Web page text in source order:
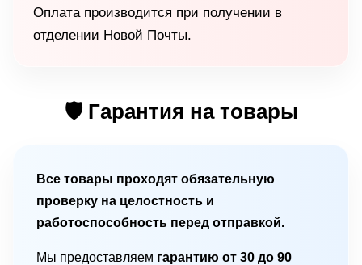
Оплата производится при получении в
отделении Новой Почты.
🛡 Гарантия на товары
Все товары проходят обязательную
проверку на целостность и
работоспособность перед отправкой.
Мы предоставляем гарантию от 30 до 90